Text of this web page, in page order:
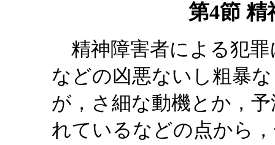
第4節 精
精神障害者による犯罪
などの凶悪ないし粗暴
が，さ細な動機とか，
れているなどの点から